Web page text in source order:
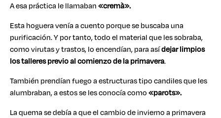
A esa práctica le llamaban«cremà».
Esta hoguera venía a cuento porque se buscaba una
purificación. Y por tanto, todo el material que les sobraba,
como virutas y trastos, lo encendían, para asídejar limpios
los talleresprevio al comienzo de la primavera.
También prendían fuego a estructuras tipo candiles que les
alumbraban, a estos se les conocía como«parots».
La quema se debía a que el cambio de invierno a primavera